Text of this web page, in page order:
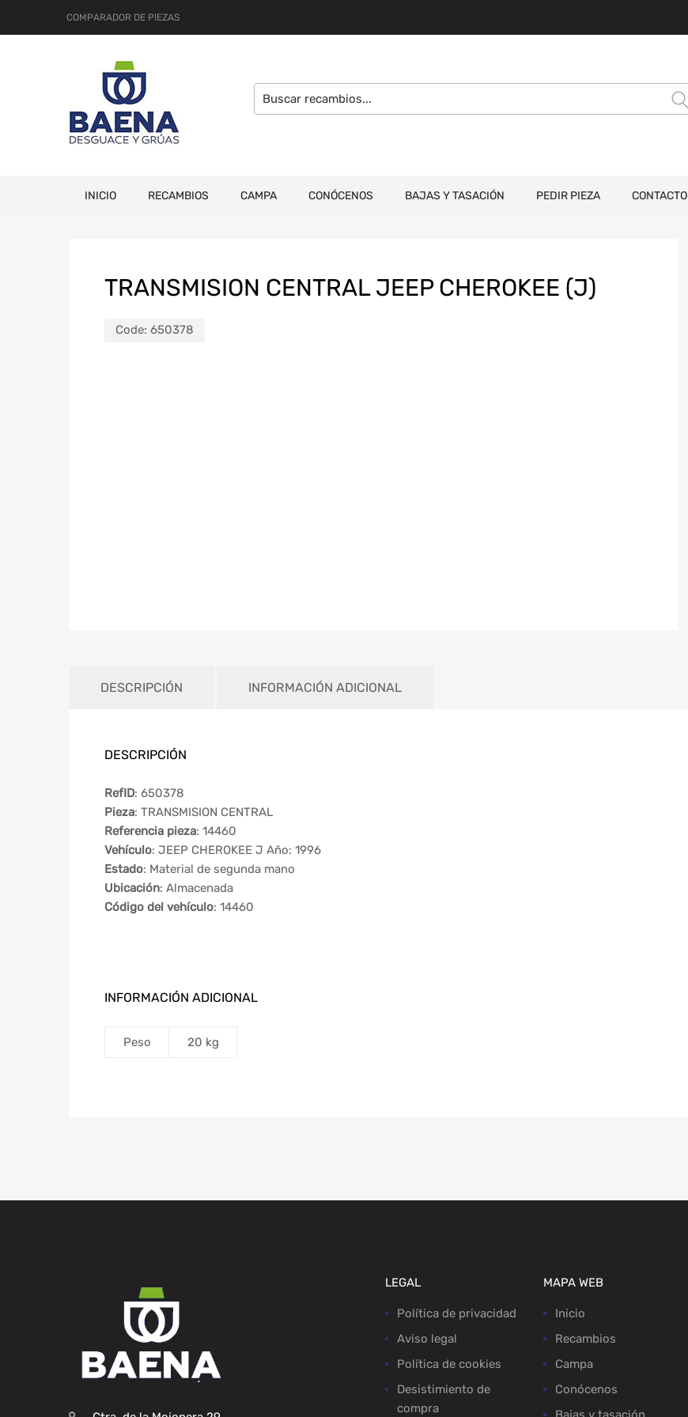
COMPARADOR DE PIEZAS
INICIO RECAMBIOS CAMPA CONÓCENOS BAJAS Y TASACIÓN PEDIR PIEZA CONTACTO
TRANSMISION CENTRAL JEEP CHEROKEE (J)
Code: 650378
DESCRIPCIÓN INFORMACIÓN ADICIONAL
DESCRIPCIÓN
RefID: 650378
Pieza: TRANSMISION CENTRAL
Referencia pieza: 14460
Vehículo: JEEP CHEROKEE J Año: 1996
Estado: Material de segunda mano
Ubicación: Almacenada
Código del vehículo: 14460
INFORMACIÓN ADICIONAL
Peso 20 kg
LEGAL
Política de privacidad
Aviso legal
Política de cookies
Desistimiento de
compra
MAPA WEB
Inicio
Recambios
Campa
Conócenos